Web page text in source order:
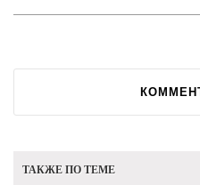
ТАКЖЕ ПО ТЕМЕ